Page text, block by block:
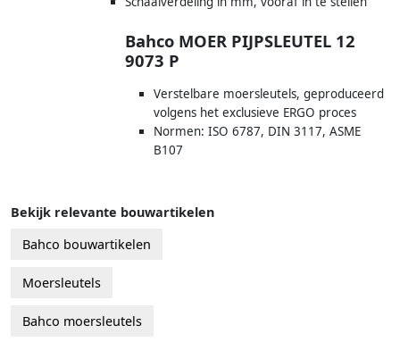
Bahco MOER PIJPSLEUTEL 12
9073 P
Verstelbare moersleutels, geproduceerd
volgens het exclusieve ERGO proces
Normen: ISO 6787, DIN 3117, ASME
B107
Bekijk relevante bouwartikelen
Bahco bouwartikelen
Moersleutels
Bahco moersleutels